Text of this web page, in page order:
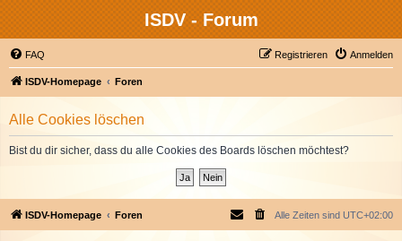
ISDV - Forum
FAQ Anmelden
Registrieren
ISDV-Homepage Foren
Alle Cookies löschen
Bist du dir sicher, dass du alle Cookies des Boards löschen möchtest?
ISDV-Homepage Foren Alle Zeiten sind UTC+02:00